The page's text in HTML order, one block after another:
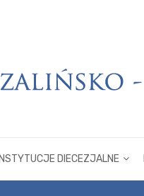
INSTYTUCJE DIECEZJALNE